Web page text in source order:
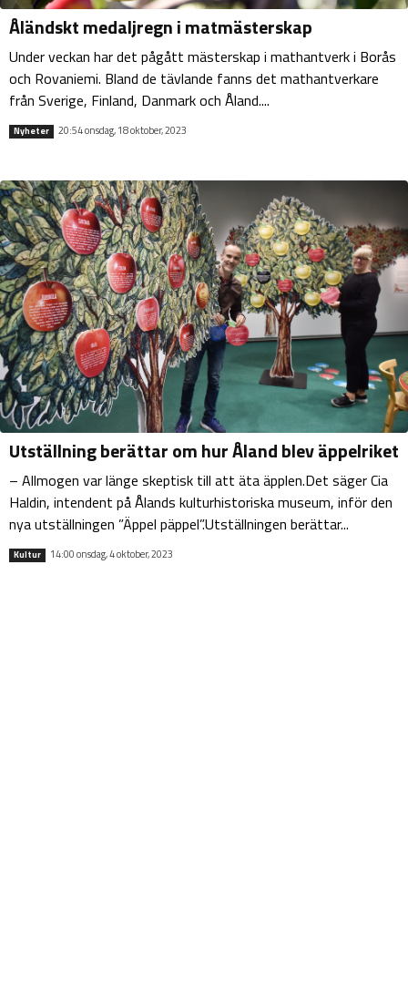
Åländskt medaljregn i matmästerskap
Under veckan har det pågått mästerskap i mathantverk i Borås
och Rovaniemi. Bland de tävlande fanns det mathantverkare
från Sverige, Finland, Danmark och Åland....
Nyheter 20:54 onsdag, 18 oktober, 2023
Utställning berättar om hur Åland blev äppelriket
– Allmogen var länge skeptisk till att äta äpplen.Det säger Cia
Haldin, intendent på Ålands kulturhistoriska museum, inför den
nya utställningen ”Äppel päppel”.Utställningen berättar...
Kultur 14:00 onsdag, 4 oktober, 2023